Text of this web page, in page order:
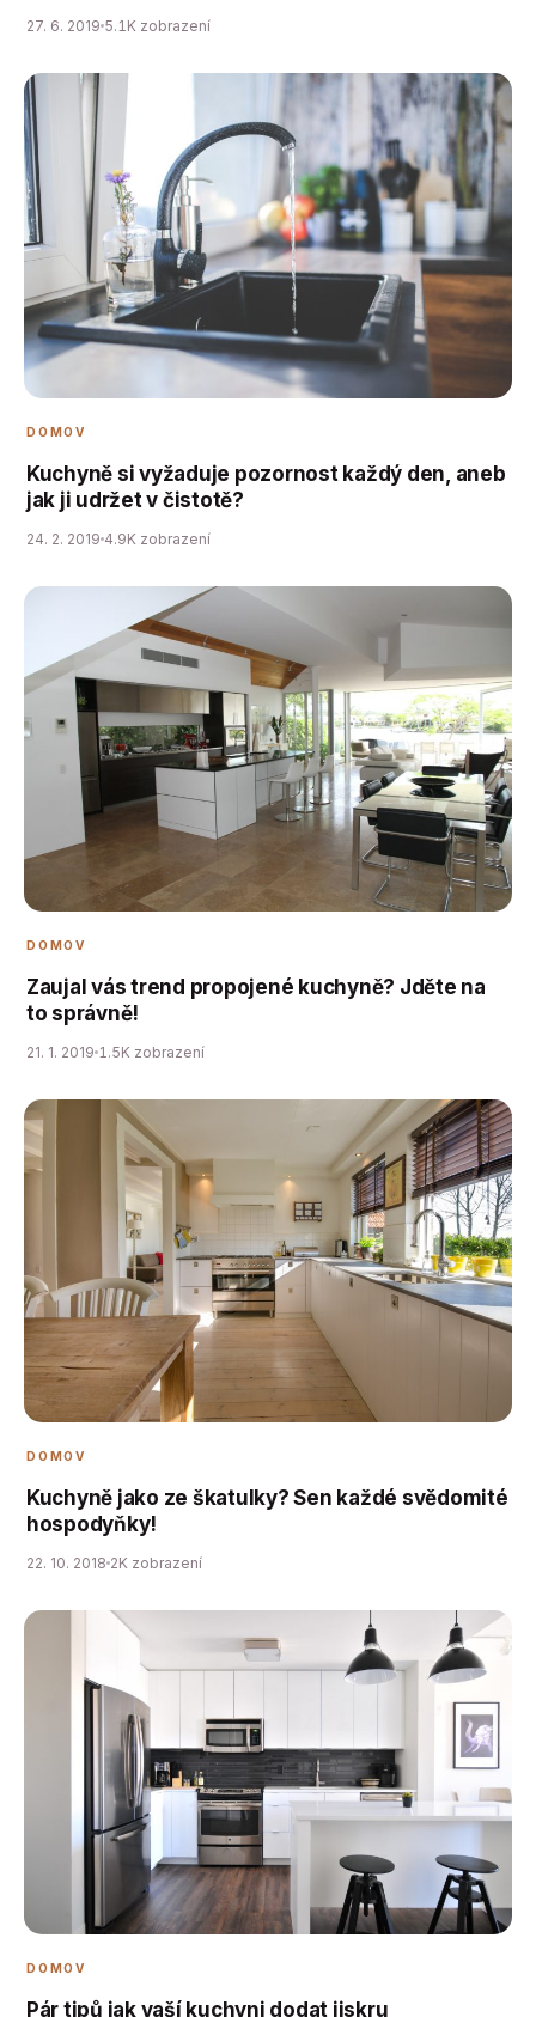
27. 6. 2019 5.1K zobrazení
DOMOV
Kuchyně si vyžaduje pozornost každý den, aneb
jak ji udržet v čistotě?
24. 2. 2019 4.9K zobrazení
DOMOV
Zaujal vás trend propojené kuchyně? Jděte na
to správně!
21. 1. 2019 1.5K zobrazení
DOMOV
Kuchyně jako ze škatulky? Sen každé svědomité
hospodyňky!
22. 10. 2018 2K zobrazení
DOMOV
Pár tipů jak vaší kuchyni dodat jiskru